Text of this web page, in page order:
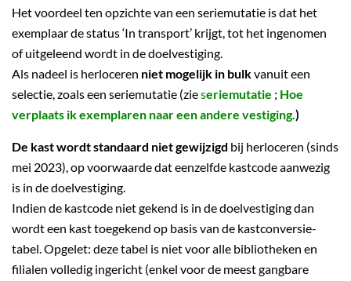
Het voordeel ten opzichte van een seriemutatie is dat het
exemplaar de status ‘In transport’ krijgt, tot het ingenomen
of uitgeleend wordt in de doelvestiging.
Als nadeel is herloceren niet mogelijk in bulkvanuit een
selectie, zoals een seriemutatie (zieseriemutatie ; Hoe
verplaats ik exemplaren naar een andere vestiging.)
De kast wordt standaard niet gewijzigd bij herloceren (sinds
mei 2023), op voorwaarde dat eenzelfde kastcode aanwezig
is in de doelvestiging.
Indien de kastcode niet gekend is in de doelvestiging dan
wordt een kast toegekend op basis van de kastconversie-
tabel. Opgelet: deze tabel is niet voor alle bibliotheken en
filialen volledig ingericht (enkel voor de meest gangbare